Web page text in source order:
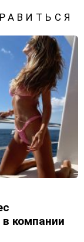
компании